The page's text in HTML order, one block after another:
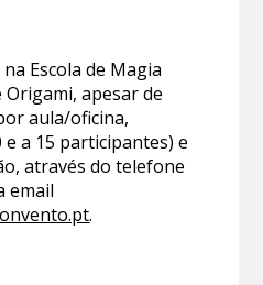
Escola de Magia
Origami, apesar de
aula/oficina,
a 15 participantes) e
através do telefone
email
.